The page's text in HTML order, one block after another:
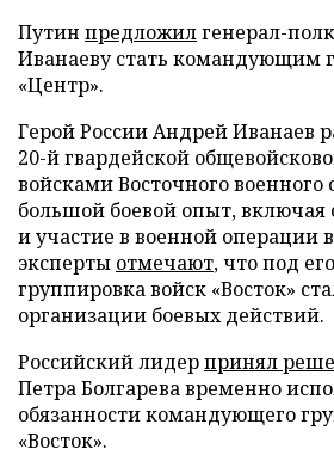
Путин предложилгенерал-
Иванаеву стать командующим
«Центр».
Герой России Андрей Иванаев
20-й гвардейской
войсками Восточного военного
большой боевой опыт, включая
и участие в военной операции
эксперты отмечают, что под
группировка войск «Восток»
организации боевых действий.
Российский лидерпринял
Петра Болгарева временно
обязанности командующего
«Восток».